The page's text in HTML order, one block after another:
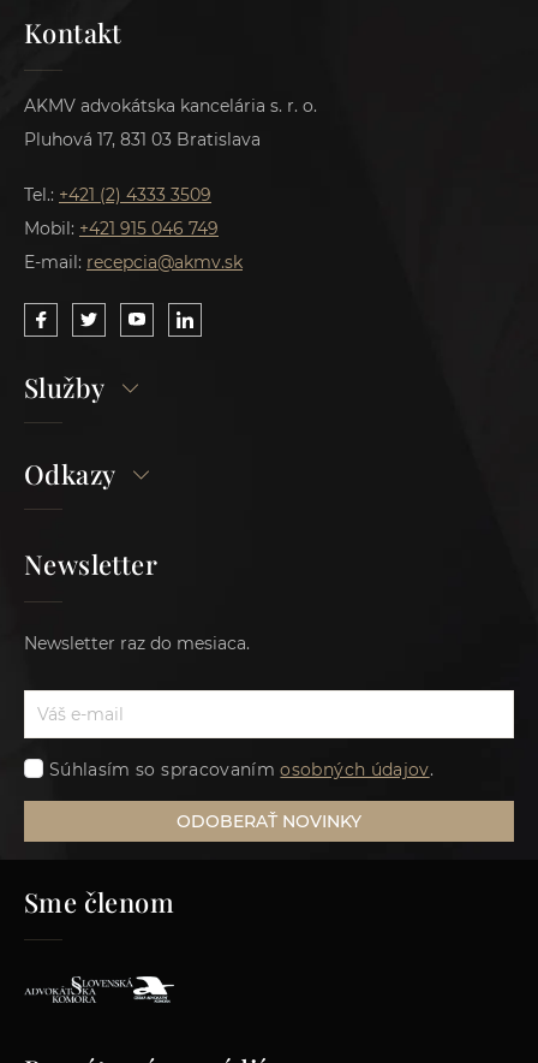
Kontakt
AKMV advokátska kancelária s. r. o.
Pluhová 17, 831 03 Bratislava
Tel.: +421 (2) 4333 3509
Mobil: +421 915 046 749
E-mail: recepcia@akmv.sk
Služby
Odkazy
Newsletter
Newsletter raz do mesiaca.
Súhlasím so spracovanímosobných údajov.
ODOBERAŤ NOVINKY
Sme členom